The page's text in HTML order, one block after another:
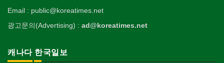
Email : public@koreatimes.net
광고문의(Advertising) : ad@koreatimes.net
캐나다 한국일보